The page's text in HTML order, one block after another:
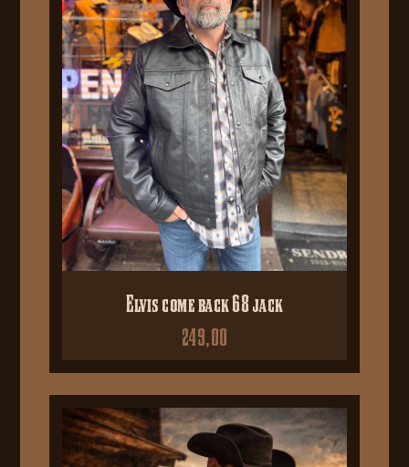
Elvis come back 68 jack
249,00